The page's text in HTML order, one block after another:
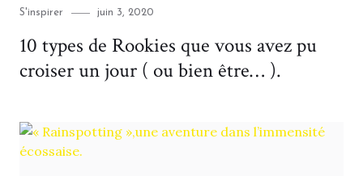
Category
S'inspirer
Posted
juin 3, 2020
10 types de Rookies que vous avez pu
croiser un jour ( ou bien être… ).